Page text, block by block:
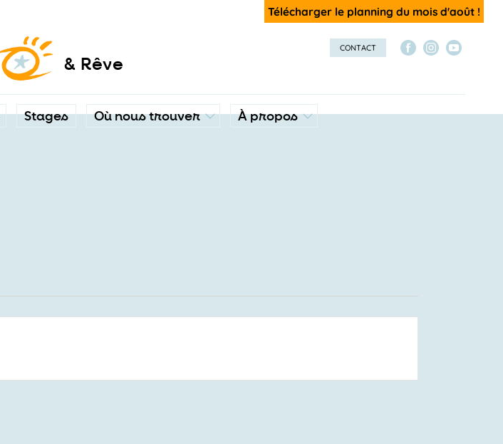
Télécharger le planning du mois d'août !
& Rêve
Stages Où nous trouver À propos
CONTACT